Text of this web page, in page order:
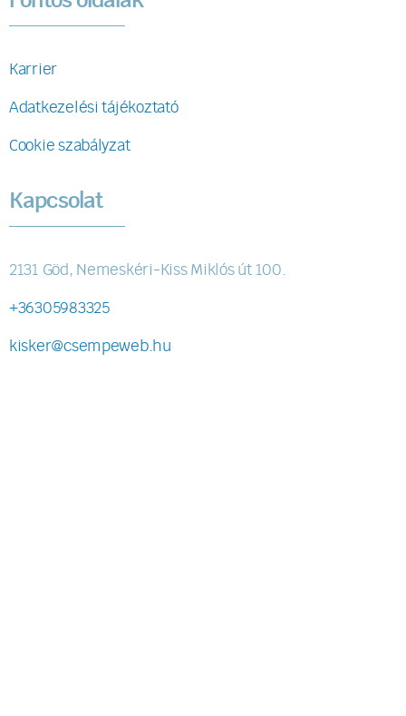
Karrier
Adatkezelési tájékoztató
Cookie szabályzat
Kapcsolat
2131 Göd, Nemeskéri-Kiss Miklós út 100.
+36305983325
kisker@csempeweb.hu